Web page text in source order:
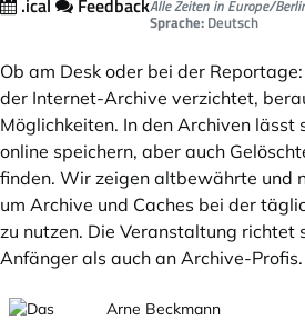
.ical FeedbackAlle Zeiten in Europe/
Sprache: Deutsch
Ob am Desk oder bei der
der Internet-Archive verzichtet,
Möglichkeiten. In den Archiven lässt
online speichern, aber auch
finden. Wir zeigen altbewährte und
um Archive und Caches bei der
zu nutzen. Die Veranstaltung richtet
Anfänger als auch an Archive-Profis.
Arne Beckmann